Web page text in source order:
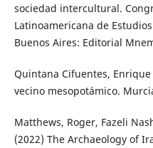
sociedad intercultural.
Latinoamericana de
Buenos Aires: Editorial
Quintana Cifuentes,
vecino mesopotámico.
Matthews, Roger, Fazeli
(2022) The Archaeology of